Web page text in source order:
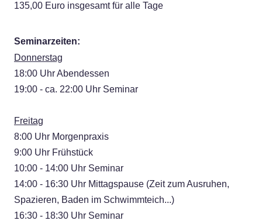
135,00 Euro insgesamt für alle Tage
Seminarzeiten:
Donnerstag
​18:00 Uhr Abendessen
19:00 - ca. 22:00 Uhr Seminar
Freitag
​8:00 Uhr Morgenpraxis
9:00 Uhr Frühstück
10:00 - 14:00 Uhr Seminar
14:00 - 16:30 Uhr Mittagspause (Zeit zum Ausruhen,
Spazieren, Baden im Schwimmteich...)
16:30 - 18:30 Uhr Seminar